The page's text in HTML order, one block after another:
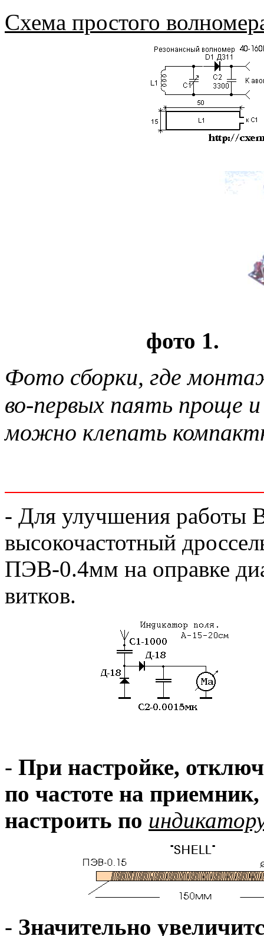
Схема простого
фото 1.
Фото сборки, где
во-первых паять проще
можно клепать
- Для улучшения работы
высокочастотный
ПЭВ-0.4мм на оправке
витков.
- При настройке,
по частоте на
настроить по
- Значительно